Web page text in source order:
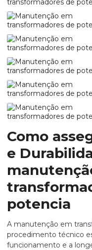
Como
e
potencia
A manutenção em
procedimento técnico
funcionamento e a